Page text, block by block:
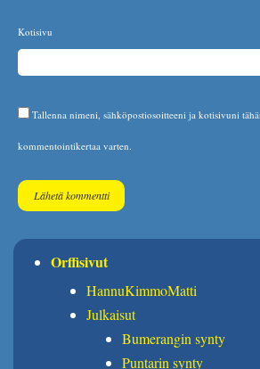
Kotisivu
Tallenna nimeni, sähköpostiosoitteeni ja kotisivuni
kommentointikertaa varten.
Orffisivut
HannuKimmoMatti
Julkaisut
Bumerangin synty
Puntarin synty